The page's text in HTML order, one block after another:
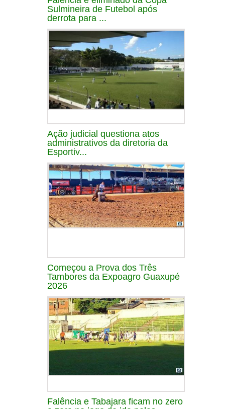
Sulmineira de Futebol após
derrota para ...
Ação judicial questiona atos
administrativos da diretoria da
Esportiv...
Começou a Prova dos Três
Tambores da Expoagro Guaxupé
2026
Falência e Tabajara ficam no zero